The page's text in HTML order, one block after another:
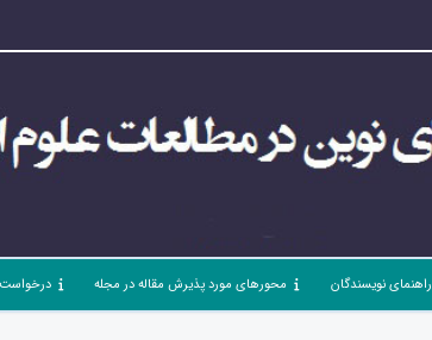
راهنمای نویسندگان محورهای مورد پذیرش مقاله در مجله